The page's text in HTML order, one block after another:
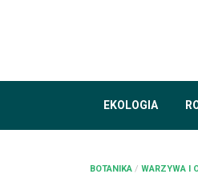
EKOLOGIA
BOTANIKA / WARZYWA I